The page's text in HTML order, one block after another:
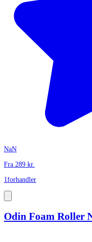
NaN
Fra 289 kr.
1forhandler
Odin Foam Roller